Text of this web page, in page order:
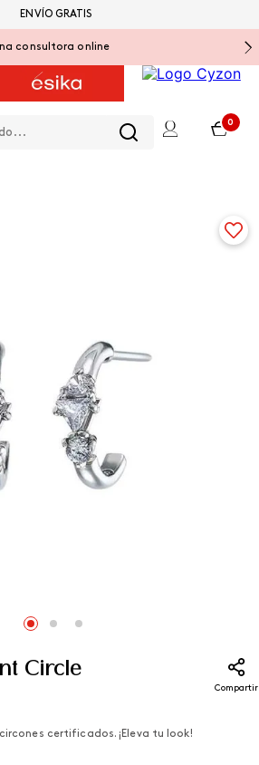
consultora online
0
ENVÍO GRATIS
Circle
Compartir
certificados. ¡Eleva tu look!